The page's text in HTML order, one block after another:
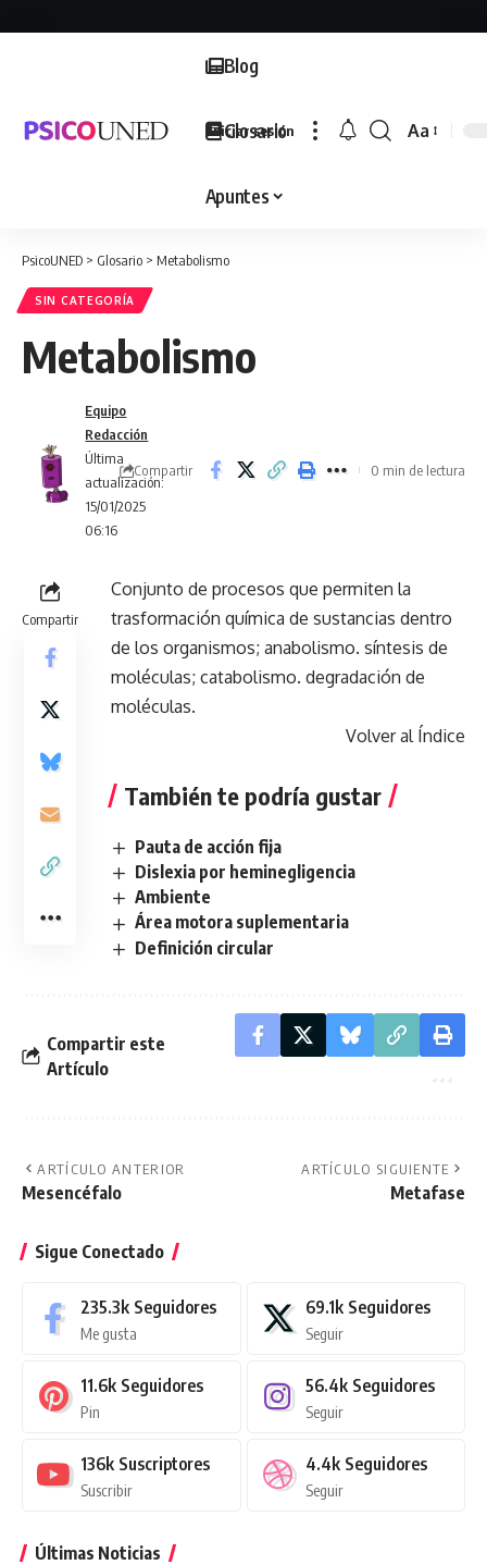
Blog
Glosario
Apuntes
Iniciar sesión
Font
Aa
PsicoUNED > Glosario > Metabolismo
SIN CATEGORÍA
Metabolismo
Última
actualización:
15/01/2025
06:16
Equipo
Redacción
Compartir 0 min de lectura
Compartir
Conjunto de procesos que permiten la
trasformación química de sustancias dentro
de los organismos; anabolismo. síntesis de
moléculas; catabolismo. degradación de
moléculas.
Volver al Índice
También te podría gustar
Pauta de acción fija
Dislexia por heminegligencia
Ambiente
Área motora suplementaria
Definición circular
Compartir este
Artículo
ARTÍCULO ANTERIOR
Mesencéfalo
ARTÍCULO SIGUIENTE
Metafase
Sigue Conectado
235.3k Seguidores
Me gusta
69.1k Seguidores
Seguir
11.6k Seguidores
Pin
56.4k Seguidores
Seguir
136k Suscriptores
Suscribir
4.4k Seguidores
Seguir
Últimas Noticias